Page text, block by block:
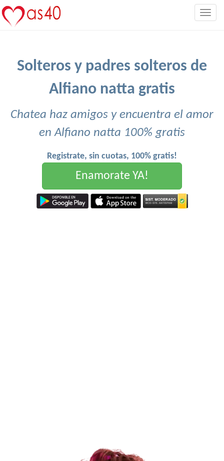
Solteros y padres solteros de
Alfiano natta gratis
Chatea haz amigos y encuentra el amor
en Alfiano natta 100% gratis
Registrate, sin cuotas, 100% gratis!
Enamorate YA!